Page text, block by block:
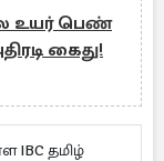
உயர் பெண்
கைது!
IBC தமிழ்